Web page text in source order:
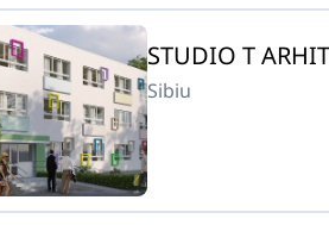
STUDIO T
Sibiu